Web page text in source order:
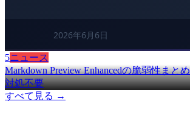
5ニュース
Markdown Preview Enhancedの脆弱性まと
対処不要
すべて見る →